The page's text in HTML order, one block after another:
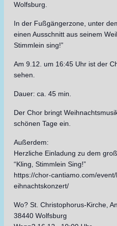
Wolfsburg.
In der Fußgängerzone, unter
einen Ausschnitt aus seinem
Stimmlein sing!”
Am 9.12. um 16:45 Uhr ist der
sehen.
Dauer: ca. 45 min.
Der Chor bringt
schönen Tage ein.
Außerdem:
Herzliche Einladung zu dem
“Kling, Stimmlein Sing!”
https://chor-cantiamo.com/
eihnachtskonzert/
Wo? St. Christophorus-Kirche,
38440 Wolfsburg